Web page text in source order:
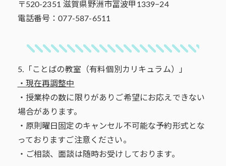
〒520-2351 滋賀県野洲市冨波甲1339−24
電話番号：077-587-6511
5.「ことばの教室（有料個別カリキュラム）」
・現在再調整中
・授業枠の数に限りがありご希望にお応えできない
場合があります。
・原則曜日固定のキャンセル不可能な予約形式とな
っておりますご注意ください。
・ご相談、面談は随時お受けしております。